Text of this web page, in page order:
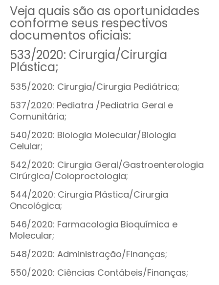
Veja quais são as oportunidades
conforme seus respectivos
documentos oficiais:
533/2020: Cirurgia/Cirurgia
Plástica;
535/2020: Cirurgia/Cirurgia Pediátrica;
537/2020: Pediatra /Pediatria Geral e
Comunitária;
540/2020: Biologia Molecular/Biologia
Celular;
542/2020: Cirurgia Geral/Gastroenterologia
Cirúrgica/Coloproctologia;
544/2020: Cirurgia Plástica/Cirurgia
Oncológica;
546/2020: Farmacologia Bioquímica e
Molecular;
548/2020: Administração/Finanças;
550/2020: Ciências Contábeis/Finanças;